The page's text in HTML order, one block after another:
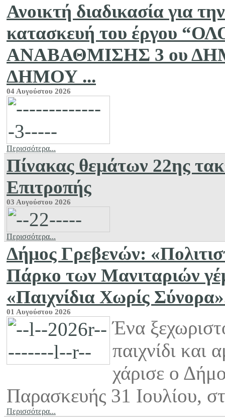
Ανοικτή διαδικασία για
κατασκευή του έργου
ΑΝΑΒΑΘΜΙΣΗΣ 3 ου
ΔΗΜΟΥ ...
04 Αυγούστου 2026
Περισσότερα...
Πίνακας θεμάτων 22ης
Επιτροπής
03 Αυγούστου 2026
Περισσότερα...
Δήμος Γρεβενών:
Πάρκο των Μανιταριών
«Παιχνίδια Χωρίς
01 Αυγούστου 2026
Ένα
παιχνίδι και
χάρισε ο
Παρασκευής 31 Ιουλίου,
Περισσότερα...